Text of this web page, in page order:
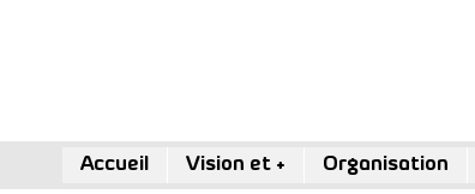
Accueil Vision et + Organisation